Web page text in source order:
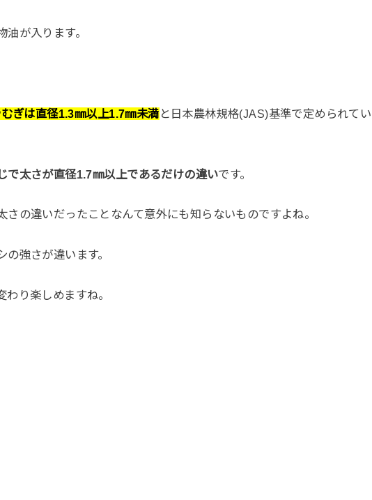
が入ります。
ぎは直径1.3㎜以上1.7㎜未満 と日本農林規格(JAS)基準で定められてい
で太さが直径1.7㎜以上であるだけの違いです。
の違いだったことなんて意外にも知らないものですよね。
強さが違います。
り楽しめますね。